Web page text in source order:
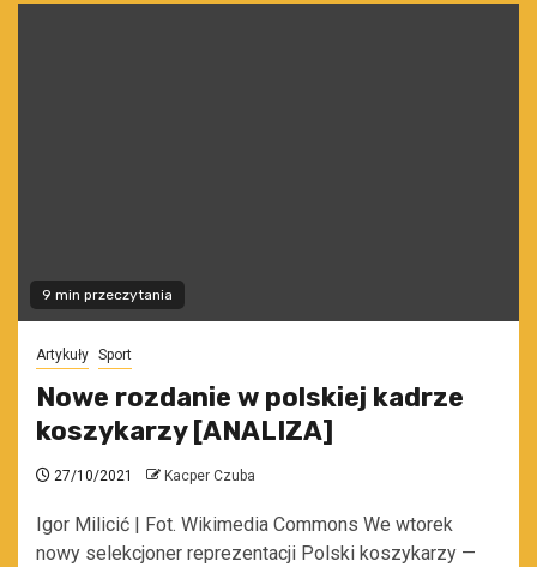
9 min przeczytania
Artykuły Sport
Nowe rozdanie w polskiej kadrze
koszykarzy [ANALIZA]
27/10/2021 Kacper Czuba
Igor Milicić | Fot. Wikimedia Commons We wtorek
nowy selekcjoner reprezentacji Polski koszykarzy —